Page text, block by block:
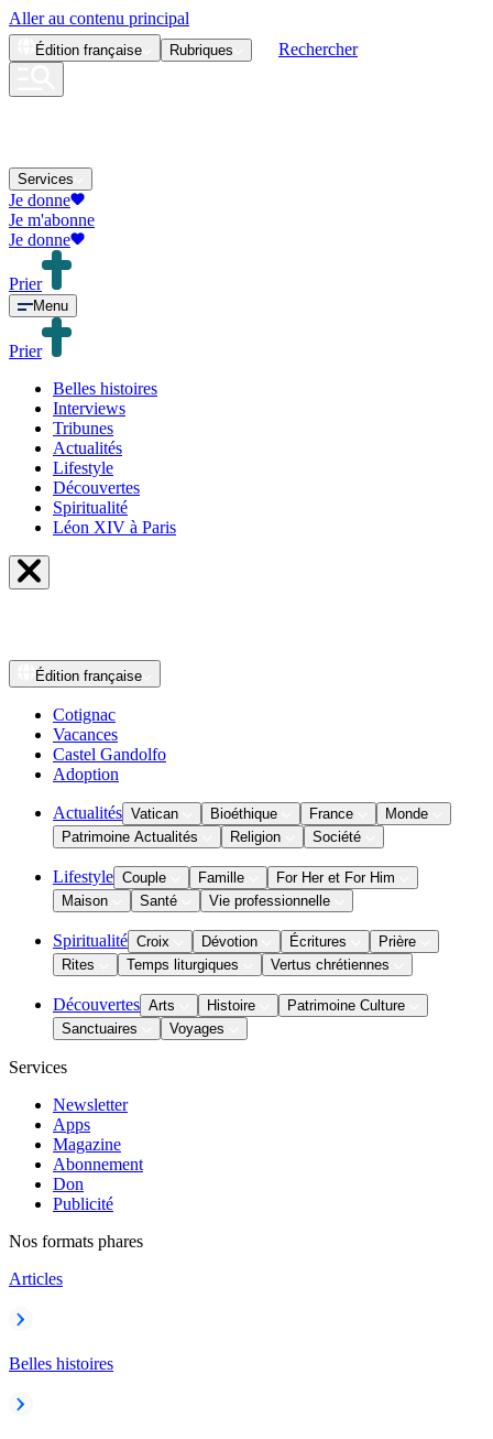
Aller au contenu principal
Édition française Rubriques Rechercher
Services
Je donne
Je m'abonne
Je donne
Prier
Menu
Prier
Belles histoires
Interviews
Tribunes
Actualités
Lifestyle
Découvertes
Spiritualité
Léon XIV à Paris
Édition française
Cotignac
Vacances
Castel Gandolfo
Adoption
Actualités Vatican Bioéthique France
Monde
Patrimoine Actualités
Religion Société
Lifestyle Couple Famille
For Her et For Him
Maison
Santé Vie professionnelle
Spiritualité Croix Dévotion Écritures
Prière
Rites
Temps liturgiques Vertus chrétiennes
Découvertes Arts Histoire
Patrimoine Culture
Sanctuaires
Voyages
Services
Newsletter
Apps
Magazine
Abonnement
Don
Publicité
Nos formats phares
Articles
Belles histoires